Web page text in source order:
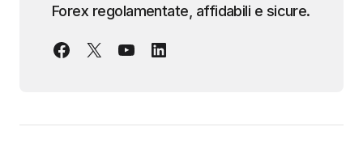
Forex regolamentate, affidabili e sicure.